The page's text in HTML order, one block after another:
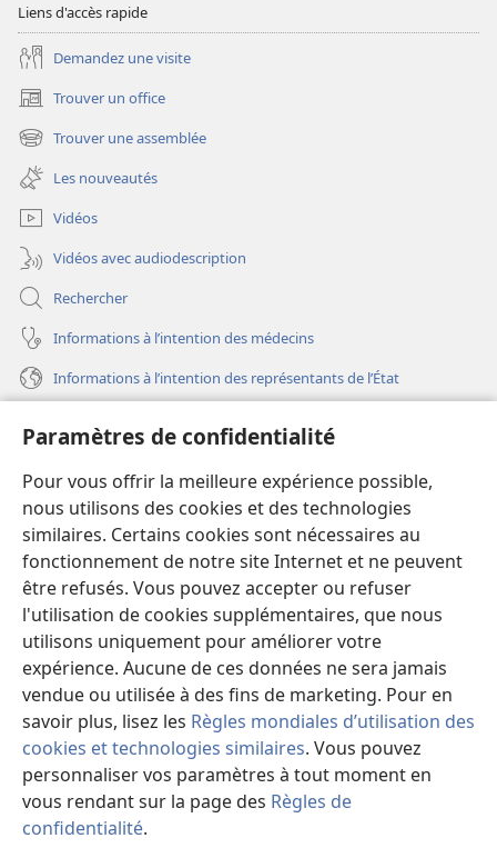
Paramètres de confidentialité
Pour vous offrir la meilleure expérience possible,
nous utilisons des cookies et des technologies
similaires. Certains cookies sont nécessaires au
fonctionnement de notre site Internet et ne peuvent
être refusés. Vous pouvez accepter ou refuser
l'utilisation de cookies supplémentaires, que nous
utilisons uniquement pour améliorer votre
expérience. Aucune de ces données ne sera jamais
vendue ou utilisée à des fins de marketing. Pour en
savoir plus, lisez les Règles mondiales d’utilisation des
cookies et technologies similaires. Vous pouvez
personnaliser vos paramètres à tout moment en
vous rendant sur la page des Règles de
confidentialité.
Liens d'accès rapide
Demandez une visite
Trouver un office
(ouvre
une
nouvelle
fenêtre)
Trouver une assemblée
(ouvre
une
nouvelle
fenêtre)
Les nouveautés
Vidéos
Vidéos avec audiodescription
Rechercher
Informations à l’intention des médecins
Informations à l’intention des représentants de l’État
Dons
(ouvre
une
nouvelle
fenêtre)
Bibliothèque en ligne
(ouvre
une
nouvelle
fenêtre)
JW Hub®
(ouvre
une
nouvelle
fenêtre)
JW Library
Watchtower Library
Copyright© 2026 Watch Tower Bible and Tract Society of Pennsylvania.
CONDITIONS D’UTILISATION